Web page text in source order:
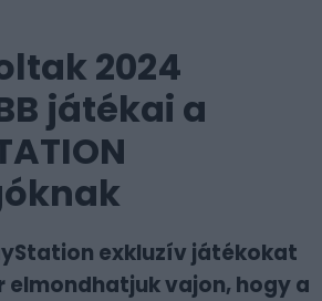
2024
játékai a
exkluzív játékokat
elmondhatjuk vajon, hogy a